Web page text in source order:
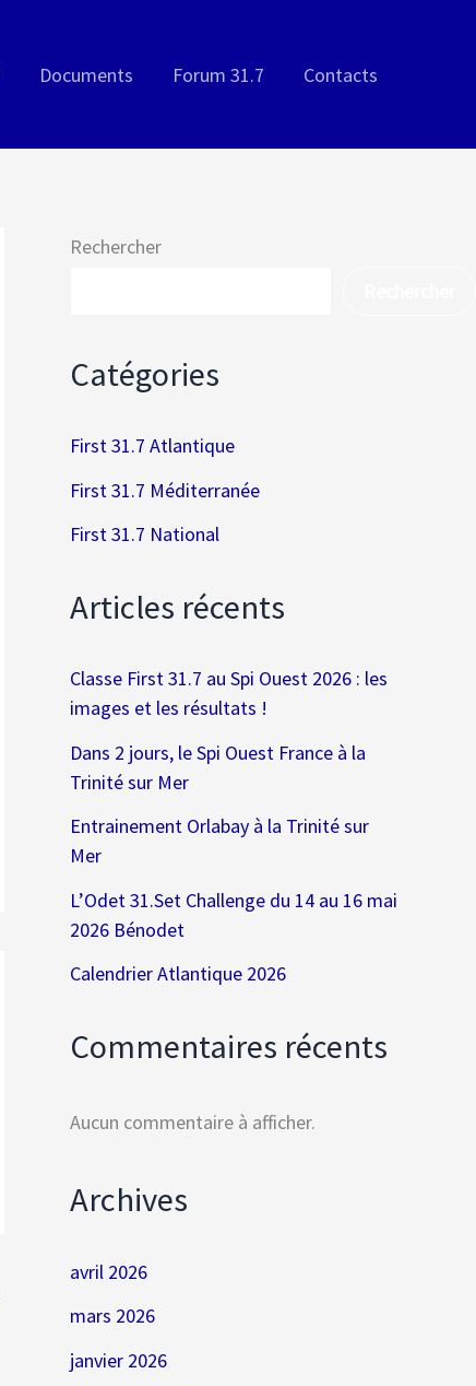
Documents Forum 31.7 Contacts
Rechercher
Catégories
First 31.7 Atlantique
First 31.7 Méditerranée
First 31.7 National
Articles récents
Classe First 31.7 au Spi Ouest 2026 : les
images et les résultats !
Dans 2 jours, le Spi Ouest France à la
Trinité sur Mer
Entrainement Orlabay à la Trinité sur
Mer
L’Odet 31.Set Challenge du 14 au 16 mai
2026 Bénodet
Calendrier Atlantique 2026
Commentaires récents
Aucun commentaire à afficher.
Archives
avril 2026
mars 2026
janvier 2026